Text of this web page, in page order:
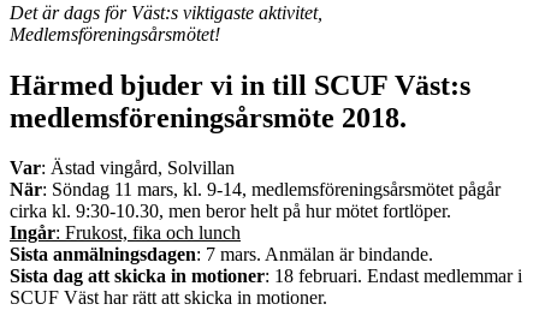
Det är dags för Väst:s viktigaste aktivitet,
Medlemsföreningsårsmötet!
Härmed bjuder vi in till SCUF Väst:s
medlemsföreningsårsmöte 2018.
Var: Ästad vingård, Solvillan
När: Söndag 11 mars, kl. 9-14, medlemsföreningsårsmötet pågår
cirka kl. 9:30-10.30, men beror helt på hur mötet fortlöper.
Ingår: Frukost, fika och lunch
Sista anmälningsdagen: 7 mars. Anmälan är bindande.
Sista dag att skicka in motioner: 18 februari. Endast medlemmar i
SCUF Väst har rätt att skicka in motioner.